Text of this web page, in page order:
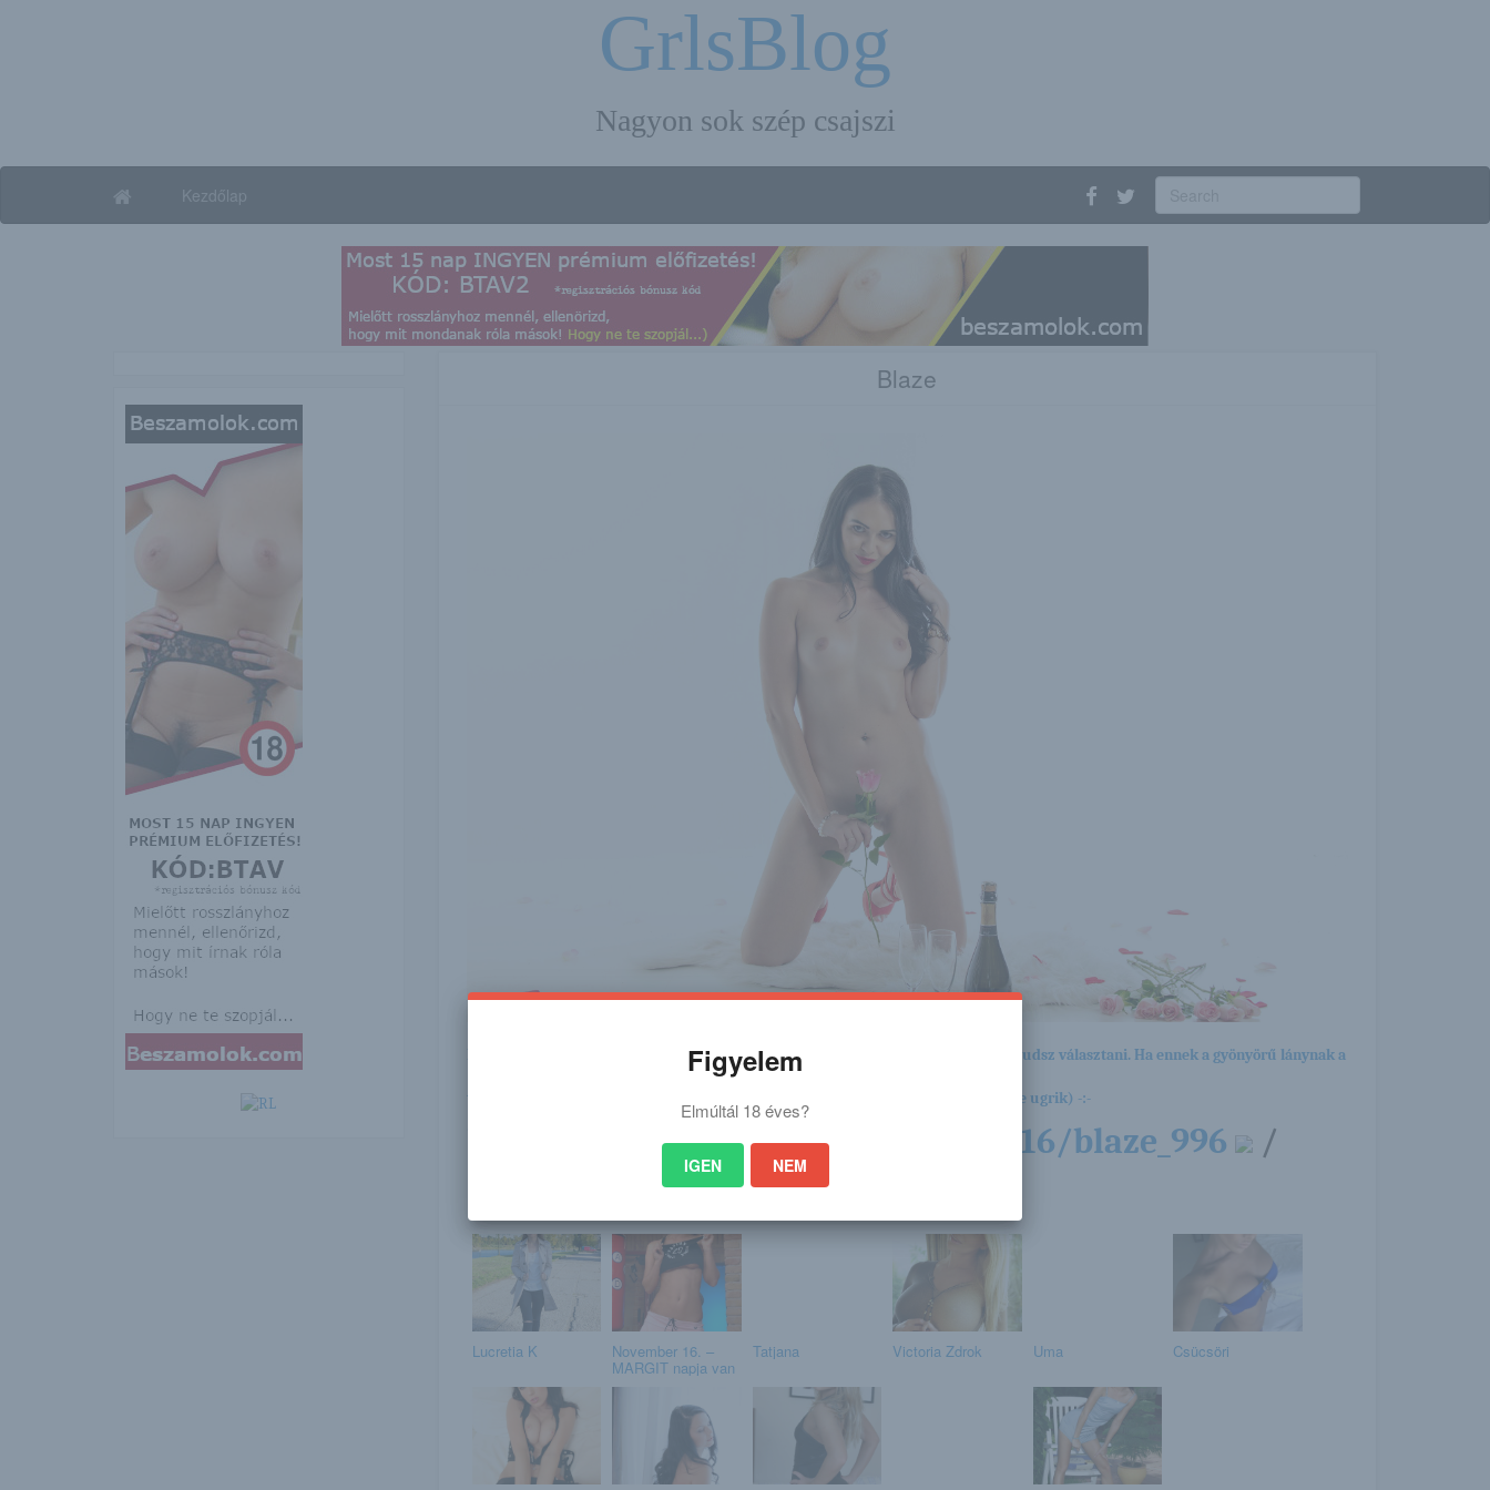
GrlsBlog
Nagyon sok szép csajszi
Kezdőlap
Blaze
Ezen a portálon nagyon sok gyönyörű lány képei található. Nagyon sok sorozatból tudsz választani. Ha ennek a gyönyörű lánynak a
teljes képsorozatra kíváncsi vagy akkor kattints erre a linkre: (eredeti post helyére ugrik) -:-
http://nudegirls.blog.hu/2018/02/16/blaze_996 /
Ez is érdekelhet
Lucretia K November 16. –
MARGIT napja van
Tatjana Victoria Zdrok Uma Csücsöri
Figyelem
Elmúltál 18 éves?
IGEN NEM